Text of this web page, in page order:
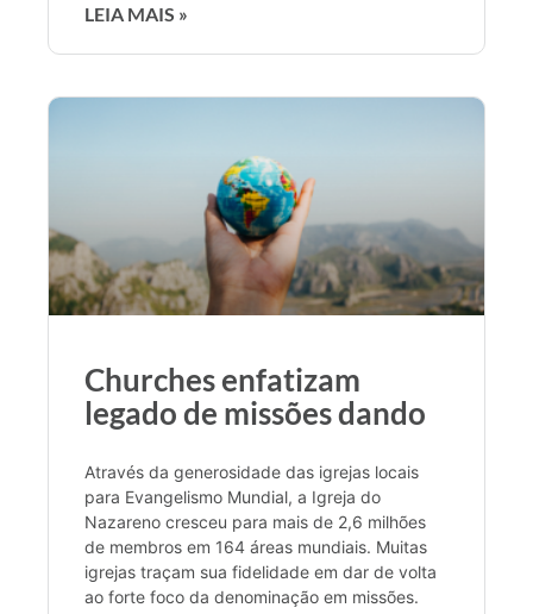
LEIA MAIS »
Churches enfatizam
legado de missões dando
Através da generosidade das igrejas locais
para Evangelismo Mundial, a Igreja do
Nazareno cresceu para mais de 2,6 milhões
de membros em 164 áreas mundiais. Muitas
igrejas traçam sua fidelidade em dar de volta
ao forte foco da denominação em missões.